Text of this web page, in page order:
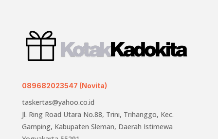
089682023547 (Novita)
taskertas@yahoo.co.id
Jl. Ring Road Utara No.88, Trini, Trihanggo, Kec.
Gamping, Kabupaten Sleman, Daerah Istimewa